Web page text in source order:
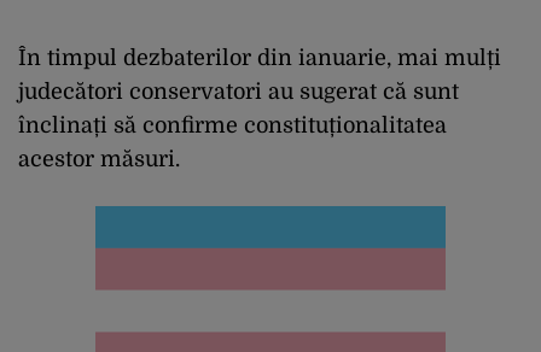
În timpul dezbaterilor din ianuarie, mai mulți
judecători conservatori au sugerat că sunt
înclinați să confirme constituționalitatea
acestor măsuri.